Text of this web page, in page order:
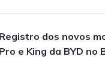
Registro dos novos
Pro e King da BYD no